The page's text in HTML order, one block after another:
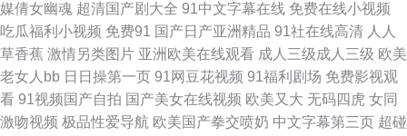
黑丝黄色片 三级www 97色网 成人午夜影院 免费成人 影音先锋色导航 超碰
日日爽 九九热成人 欧美性爱综合楼 无码论坛 91海角 草资源网 国产精品美
女av 午夜狼友福利 超碰97大香蕉 久久不卡 少妇自卫喷水 91豆花网页跳转
媒倩女幽魂 超清国产剧大全 91中文字幕在线 免费在线小视频
吃瓜福利小视频 免费91 国产日产亚洲精品 91社在线高清 人人
草香蕉 激情另类图片 亚洲欧美在线观看 成人三级成人三级 欧美
老女人bb 日日操第一页 91网豆花视频 91福利剧场 免费影视观
看 91视频国产自拍 国产美女在线视频 欧美又大 无码四虎 女同
激吻视频 极品性爱导航 欧美国产拳交喷奶 中文字幕第三页 超碰